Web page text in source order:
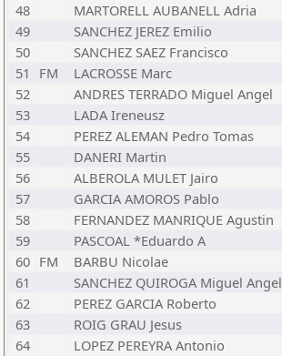
48
MARTORELL AUBANELL Adria
49
SANCHEZ JEREZ Emilio
50
SANCHEZ SAEZ Francisco
51
FM LACROSSE Marc
52
ANDRES TERRADO Miguel Angel
53
LADA Ireneusz
54
PEREZ ALEMAN Pedro Tomas
55
DANERI Martin
56
ALBEROLA MULET Jairo
57
GARCIA AMOROS Pablo
58
FERNANDEZ MANRIQUE Agustin
59
PASCOAL *Eduardo A
60 FM BARBU Nicolae
61
SANCHEZ QUIROGA Miguel Angel
62
PEREZ GARCIA Roberto
63
ROIG GRAU Jesus
64
LOPEZ PEREYRA Antonio